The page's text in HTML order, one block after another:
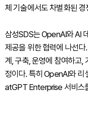
체 기술에서도 차별화된
삼성SDS는 OpenAI와 AI
제공을 위한 협력에 나선
계, 구축, 운영에 참여하고,
정이다. 특히 OpenAI와 리
atGPT Enterprise 서비스